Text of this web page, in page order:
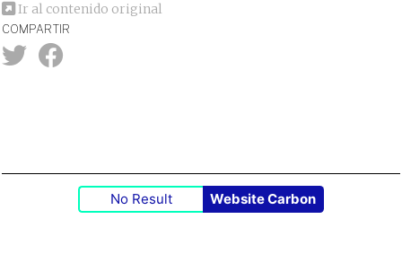
Ir al contenido original
COMPARTIR
No Result Website Carbon